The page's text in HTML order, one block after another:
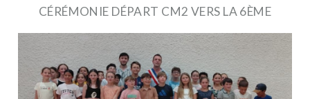
CÉRÉMONIE DÉPART CM2 VERS LA 6ÈME